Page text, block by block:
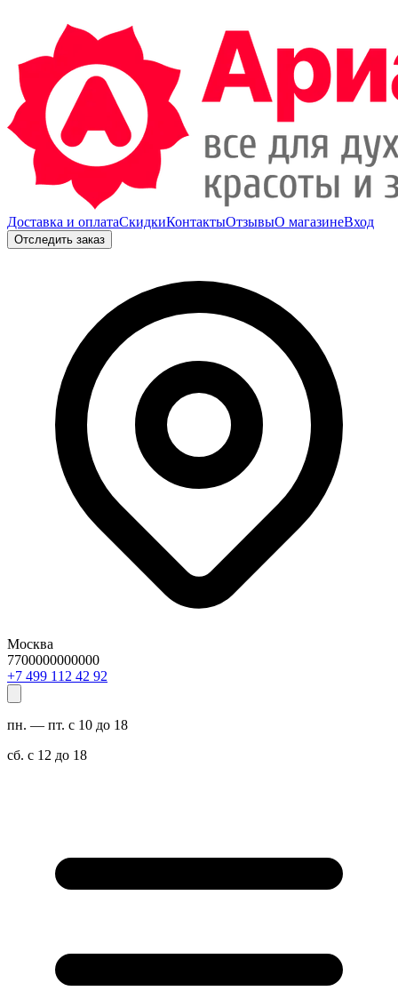
Доставка и оплатаСкидкиКонтактыОтзывыО магазинеВход
Отследить заказ
Москва
7700000000000
29 24 211 994 7+
пн. — пт. с 10 до 18
сб. с 12 до 18